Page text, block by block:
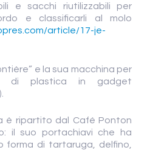
e sacchi riutilizzabili per
e classificarli al molo
article/17-je-
e la sua macchina per
di plastica in gadget
).
è ripartito dal Café Ponton
il suo portachiavi che ha
di tartaruga, delfino,